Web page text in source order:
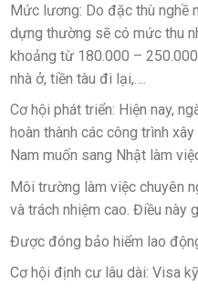
Mức lương: Do đặc thù nghề
dựng thường sẽ có mức thu
khoảng từ 180.000 –
nhà ở, tiền tàu đi lại,….
Cơ hội phát triển: Hiện nay,
hoàn thành các công trình
Nam muốn sang Nhật làm
Môi trường làm việc chuyên
và trách nhiệm cao. Điều này
Được đóng bảo hiểm lao
Cơ hội định cư lâu dài: Visa